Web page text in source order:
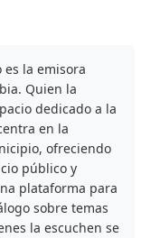
es la emisora
Quien la
dedicado a la
en la
ofreciendo
público y
plataforma para
sobre temas
la escuchen se